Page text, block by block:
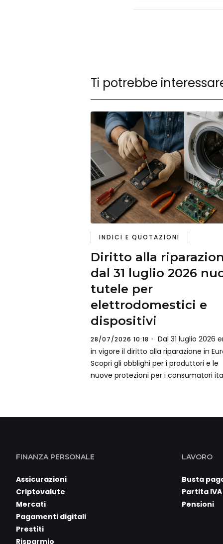
Ti potrebbe
INDICI E QUOTAZIONI
Diritto alla
dal 31 luglio 2026
tutele per
elettrodomestici e
dispositivi
28/07/2026 10:18
Dal 31 luglio 2026
in vigore il diritto alla riparazione in
Scopri gli obblighi per i produttori e le
nuove protezioni per i consumatori
FINANZA PERSONALE
Assicurazioni
Criptovalute
Mercati
Pagamenti digitali
Prestiti
Risparmio
LAVORO
Busta
Partita IVA
Pensioni